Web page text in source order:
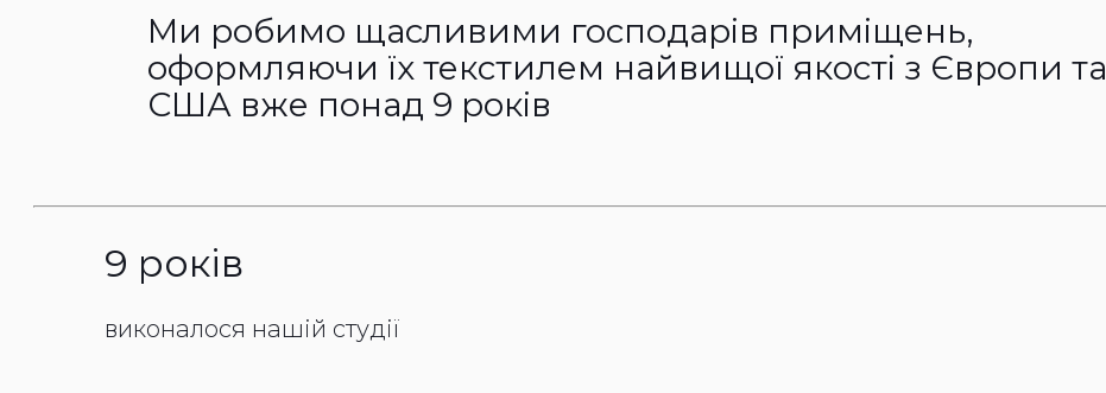
Ми робимо щасливими господарів приміщень,
оформляючи їх текстилем найвищої якості з Європи та
США вже понад 9 років
9 років
виконалося нашій студії